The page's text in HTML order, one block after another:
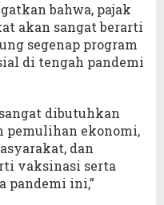
bahwa, pajak
akan sangat berarti
segenap program
di tengah pandemi
dibutuhkan
pemulihan ekonomi,
dan
vaksinasi serta
pandemi ini,”